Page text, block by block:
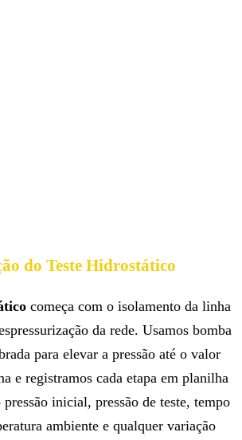
do Teste Hidrostático
começa com o isolamento da linha
da rede. Usamos bomba
para elevar a pressão até o valor
e registramos cada etapa em planilha
inicial, pressão de teste, tempo
ambiente e qualquer variação